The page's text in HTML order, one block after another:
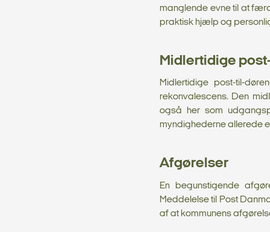
manglende evne til at
praktisk hjælp og
Midlertidige
Midlertidige post-til-
rekonvalescens. Den
også her som
myndighederne allerede
Afgørelser
En begunstigende
Meddelelse til Post
af at kommunens